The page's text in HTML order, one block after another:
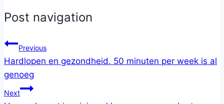
Post navigation
Previous
Hardlopen en gezondheid. 50 minuten per week is al
genoeg
Next